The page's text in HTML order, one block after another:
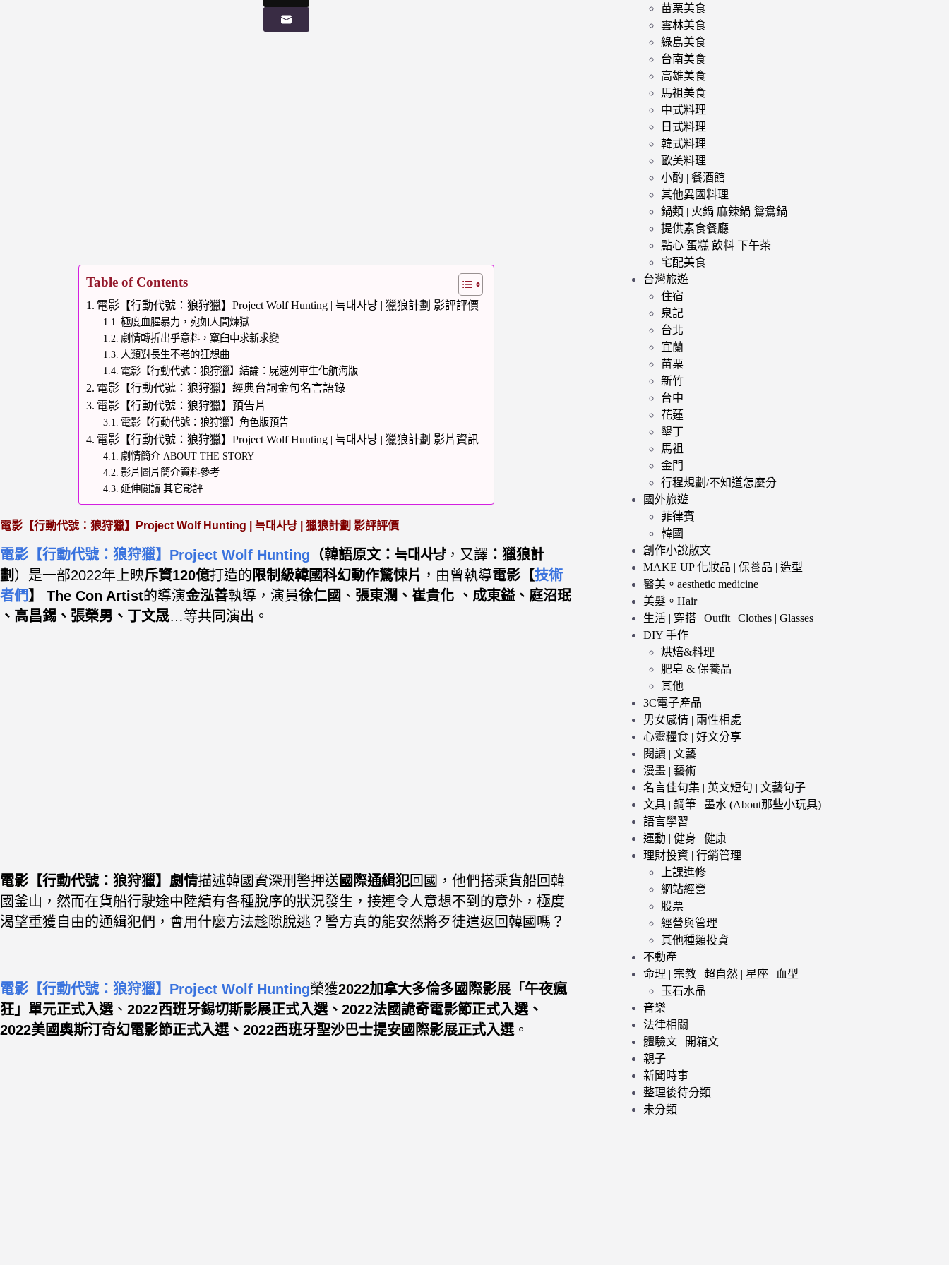
Table of Contents
電影【行動代號：狼狩獵】Project Wolf Hunting | 늑대사냥 | 獵狼計劃 影評評價
極度血腥暴力，宛如人間煉獄
劇情轉折出乎意料，窠臼中求新求變
人類對長生不老的狂想曲
電影【行動代號：狼狩獵】結論：屍速列車生化航海版
電影【行動代號：狼狩獵】經典台詞金句名言語錄
電影【行動代號：狼狩獵】預告片
電影【行動代號：狼狩獵】角色版預告
電影【行動代號：狼狩獵】Project Wolf Hunting | 늑대사냥 | 獵狼計劃 影片資訊
劇情簡介 ABOUT THE STORY
影片圖片簡介資料參考
延伸閱讀 其它影評
電影【行動代號：狼狩獵】Project Wolf Hunting | 늑대사냥 獵狼計劃 影評評價
電影【行動代號：狼狩獵】Project Wolf Hunting （韓語原文：늑대사냥， 又譯 ：獵狼計
劃 ） 是一部2022年上映斥資120億打造的 限制級韓國科幻動作驚悚片 ，由曾執導電影【技術
者們 】 The Con Artist的導演金泓善執導，演員徐仁國 、 張東潤、 崔貴化 、 成東鎰、 庭沼珉
、 高昌錫、 張榮男、 丁文晟…等共同演出。
電影【行動代號：狼狩獵】劇情描述韓國資深刑警押送 國際通緝犯回國，他們搭乘貨船 回韓
國釜山，然而在貨船行駛途中陸續有各種脫序的狀況發生，接連令人意想不到的意外， 極度
渴望重獲自由的通緝犯們，會用什麼方法趁隙脫逃？警方真的能安然將歹徒遣返回韓國嗎？
電影【行動代號：狼狩獵】Project Wolf Hunting榮獲2022加拿大多倫多國際影展「午夜瘋
狂」單元正式入選、 2022西班牙錫切斯影展正式入選、2022法國詭奇電影節正式入選、
2022美國奧斯汀奇幻電影節正式入選、 2022西班牙聖沙巴士提安國際影展正式入選。
苗栗美食
雲林美食
綠島美食
台南美食
高雄美食
馬祖美食
中式料理
日式料理
韓式料理
歐美料理
小酌 | 餐酒館
其他異國料理
鍋類 | 火鍋 麻辣鍋 鴛鴦鍋
提供素食餐廳
點心 蛋糕 飲料 下午茶
宅配美食
台灣旅遊
住宿
泉記
台北
宜蘭
苗栗
新竹
台中
花蓮
墾丁
馬祖
金門
行程規劃/不知道怎麼分
國外旅遊
菲律賓
韓國
創作小說散文
MAKE UP 化妝品 | 保養品 | 造型
醫美。aesthetic medicine
美髮。Hair
生活 | 穿搭 | Outfit | Clothes | Glasses
DIY 手作
烘焙&料理
肥皂 & 保養品
其他
3C電子產品
男女感情 | 兩性相處
心靈糧食 | 好文分享
閱讀 | 文藝
漫畫 | 藝術
名言佳句集 | 英文短句 | 文藝句子
文具 | 鋼筆 | 墨水 (About那些小玩具)
語言學習
運動 | 健身 | 健康
理財投資 | 行銷管理
上課進修
網站經營
股票
經營與管理
其他種類投資
不動產
命理 | 宗教 | 超自然 | 星座 | 血型
玉石水晶
音樂
法律相關
體驗文 | 開箱文
親子
新聞時事
整理後待分類
未分類